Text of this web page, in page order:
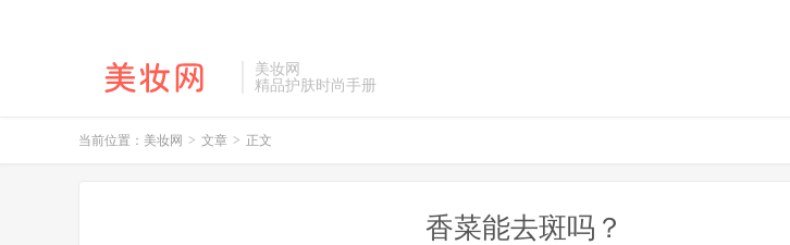
美妆网
精品护肤时尚手册
当前位置： 美妆网 > 文章 > 正文
香菜能去斑吗？